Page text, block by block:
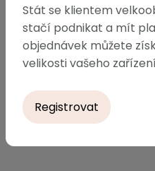
Stát se klientem
stačí podnikat a mít
objednávek můžete
velikosti vašeho
Registrovat